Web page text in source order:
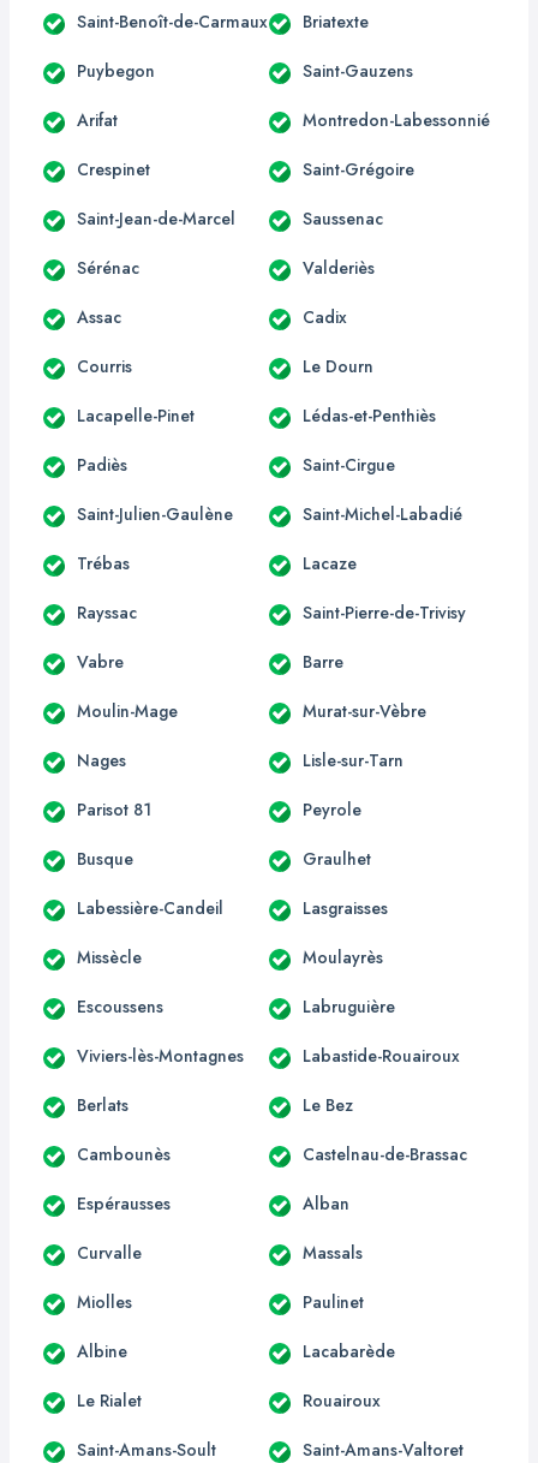
Saint-Benoît-de-Carmaux Briatexte
Puybegon Saint-Gauzens
Arifat Montredon-Labessonnié
Crespinet Saint-Grégoire
Saint-Jean-de-Marcel Saussenac
Sérénac Valderiès
Assac Cadix
Courris Le Dourn
Lacapelle-Pinet Lédas-et-Penthiès
Padiès Saint-Cirgue
Saint-Julien-Gaulène Saint-Michel-Labadié
Trébas Lacaze
Rayssac Saint-Pierre-de-Trivisy
Vabre Barre
Moulin-Mage Murat-sur-Vèbre
Nages Lisle-sur-Tarn
Parisot 81 Peyrole
Busque Graulhet
Labessière-Candeil Lasgraisses
Missècle Moulayrès
Escoussens Labruguière
Viviers-lès-Montagnes Labastide-Rouairoux
Berlats Le Bez
Cambounès Castelnau-de-Brassac
Espérausses Alban
Curvalle Massals
Miolles Paulinet
Albine Lacabarède
Le Rialet Rouairoux
Saint-Amans-Soult Saint-Amans-Valtoret